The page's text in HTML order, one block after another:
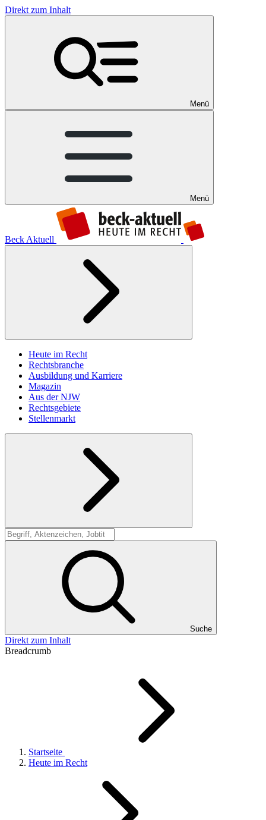
Direkt zum Inhalt
Menü
Menü
Beck Aktuell
Heute im Recht
Rechtsbranche
Ausbildung und Karriere
Magazin
Aus der NJW
Rechtsgebiete
Stellenmarkt
Suche
Suche
Direkt zum Inhalt
Breadcrumb
Startseite
Heute im Recht